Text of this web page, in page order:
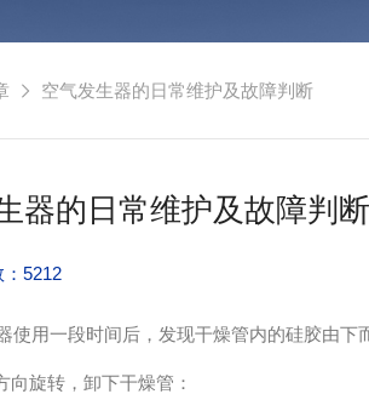
空气发生器的日常维护及故障判断
器的日常维护及故障判断
5212
使用一段时间后，发现干燥管内的硅胶由
方向旋转，卸下干燥管：